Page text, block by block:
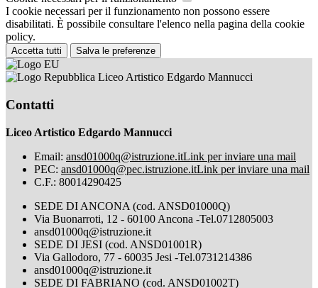
I cookie necessari per il funzionamento non possono essere
disabilitati. È possibile consultare l'elenco nella pagina della cookie
policy.
Accetta tutti Salva le preferenze
Liceo Artistico Edgardo Mannucci
Contatti
Liceo Artistico Edgardo Mannucci
Email: ansd01000q@istruzione.itLink per inviare una mail
PEC: ansd01000q@pec.istruzione.itLink per inviare una mail
C.F.: 80014290425
SEDE DI ANCONA (cod. ANSD01000Q)
Via Buonarroti, 12 - 60100 Ancona -Tel.0712805003
ansd01000q@istruzione.it
SEDE DI JESI (cod. ANSD01001R)
Via Gallodoro, 77 - 60035 Jesi -Tel.0731214386
ansd01000q@istruzione.it
SEDE DI FABRIANO (cod. ANSD01002T)